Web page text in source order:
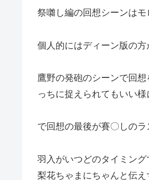
祭囃し編の回想シーンは
個人的にはディーン版の
鷹野の発砲のシーンで回
っちに捉えられてもいい様
で回想の最後が賽〇しの
羽入がいつどのタイミング
梨花ちゃまにちゃんと伝